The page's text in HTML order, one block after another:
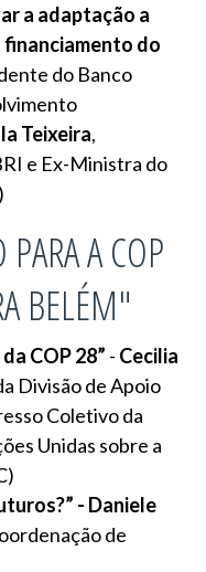
a adaptação a
do
do Banco
Teixeira,
e Ex-Ministra do
A COP
BELÉM"
COP 28” - Cecilia
Divisão de Apoio
Coletivo da
Unidas sobre a
- Daniele
de